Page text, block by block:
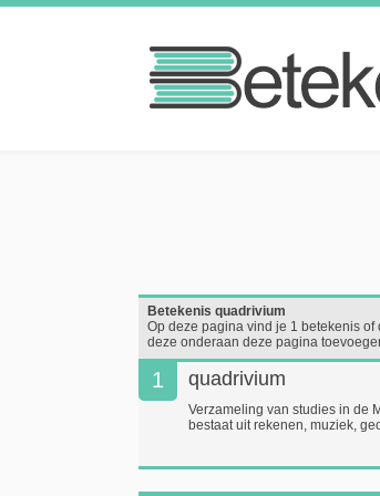
Betekenis quadrivium
Op deze pagina vind je 1 betekenis
deze onderaan deze pagina
1 quadrivium
Verzameling van studies in de
bestaat uit rekenen, muziek,